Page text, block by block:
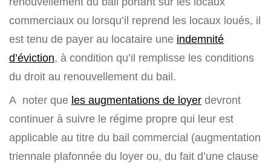
commerciaux ou lorsqu’il reprend les locaux loués, il
est tenu de payer au locataire une indemnité
d’éviction, à condition qu’il remplisse les conditions
du droit au renouvellement du bail.
A noter que les augmentations de loyer devront
continuer à suivre le régime propre qui leur est
applicable au titre du bail commercial (augmentation
triennale plafonnée du loyer ou, du fait d’une clause